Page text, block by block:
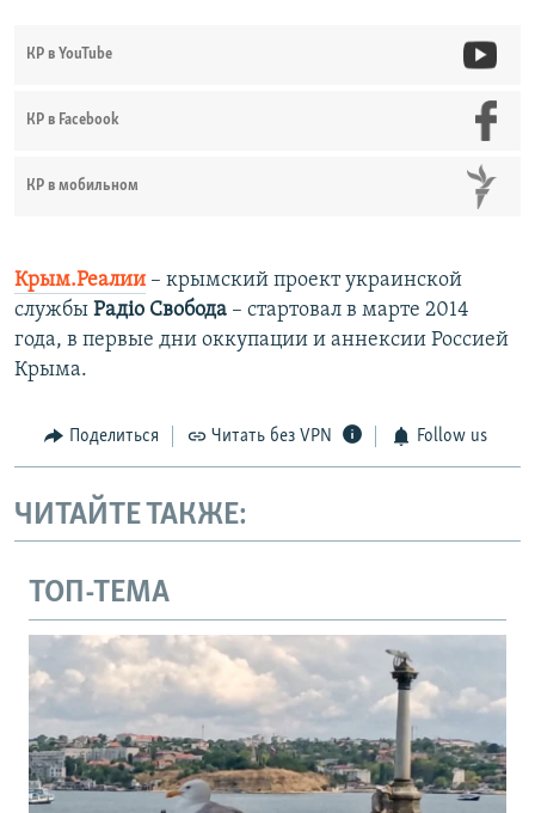
КР в YouTube
КР в Facebook
КР в мобильном
Крым.Реалии – крымский проект украинской
службы Радіо Свобода – стартовал в марте 2014
года, в первые дни оккупации и аннексии Россией
Крыма.
Поделиться Читать без VPN Follow us
ЧИТАЙТЕ ТАКЖЕ:
ТОП-ТЕМА